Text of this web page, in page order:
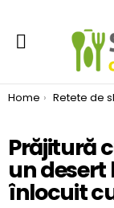
You are here:
Home Retete de
Prăjitură
un desert
înlocuit